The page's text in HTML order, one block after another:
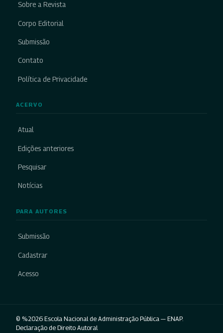
Sobre a Revista
Corpo Editorial
Submissão
Contato
Política de Privacidade
ACERVO
Atual
Edições anteriores
Pesquisar
Notícias
PARA AUTORES
Submissão
Cadastrar
Acesso
© %2026 Escola Nacional de Administração Pública — ENAP.
Declaração de Direito Autoral